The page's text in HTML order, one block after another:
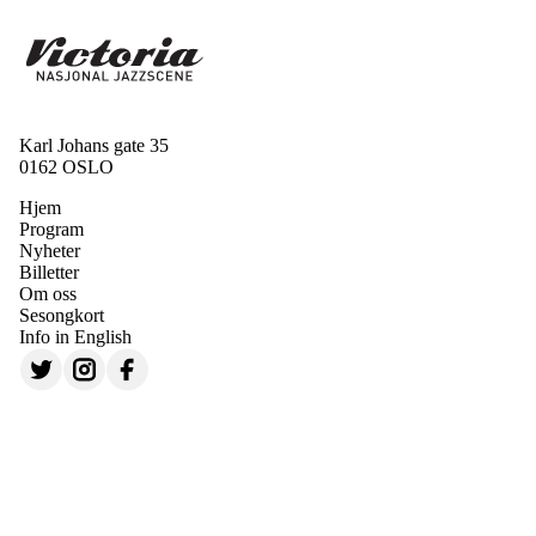
Karl Johans gate 35
0162 OSLO
Hjem
Program
Nyheter
Billetter
Om oss
Sesongkort
Info in English